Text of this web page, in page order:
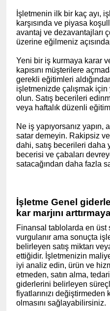
İşletmenin ilk bir kaç ayı,
karşısında ve piyasa
avantaj ve dezavantajları
üzerine eğilmeniz
Yeni bir iş kurmaya karar
kapısını müşterilere
gerekli eğitimleri
işletmenizde çalışmak
olun. Satış becerileri
veya haftalık düzenli
Ne iş yapıyorsanız
satar demeyin. Rakipsiz
dahi, satış becerileri daha
becerisi ve çabaları
satacağından daha fazla
İşletme Genel
kar marjını
Finansal tablolarda en üst
vurgulanır ama sonuçta
belirleyen satış miktarı
ettiğidir. İşletmenizin
iyi analiz edin, ürün ve
etmeden, satın alma,
giderlerini belirleyen
fiyatlarınızı değiştirmeden
olmasını sağlayabilirsiniz.